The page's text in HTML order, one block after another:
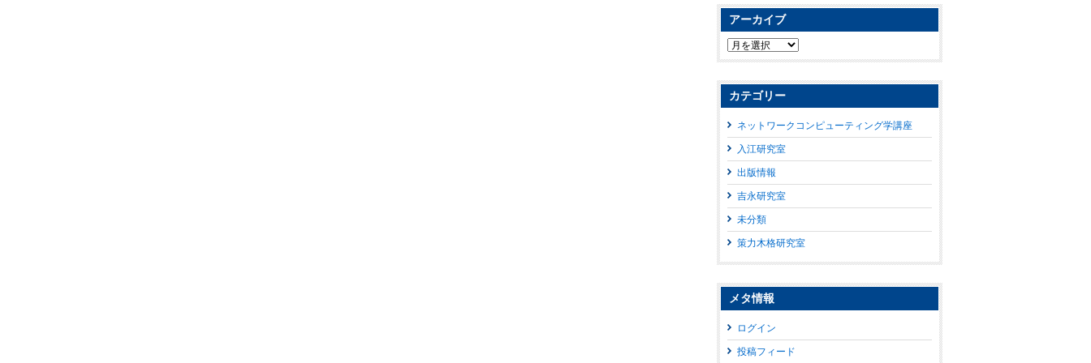
アーカイブ
ア
ー
イ
ブ
カテゴリー
ネットワークコンピューティング学講座
入江研究室
出版情報
吉永研究室
未分類
策力木格研究室
メタ情報
ログイン
投稿フィード